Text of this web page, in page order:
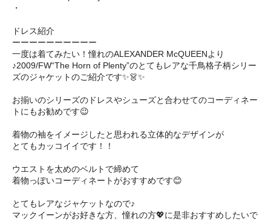
・
ドレス紹介
ーーーーーーーーーー
一度は着てみたい！憧れのALEXANDER McQUEENより
♪2009/FW“The Horn of Plenty”のとてもレアな千鳥格子柄シリー
ズのジャケットのご紹介です✨👗✨
お揃いのシリーズのドレスやシューズと合わせてのコーディネー
トにもお勧めです😉
着物の袖をイメージしたと思われる立体的なデザインが
とてもカッコイイです！！
ウエストを太めのベルトで締めて
着物っぽいコーディネートがおすすめです😊
とてもレアなジャケットなので♪
マックイーンがお好きな方、憧れの方💖に是非おすすめしたいで